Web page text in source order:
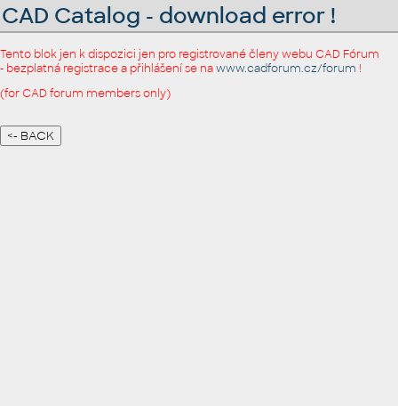
CAD Catalog - download error !
Tento blok jen k dispozici jen pro registrované členy webu CAD Fórum
- bezplatná registrace a přihlášení se nawww.cadforum.cz/forum !
(for CAD forum members only)